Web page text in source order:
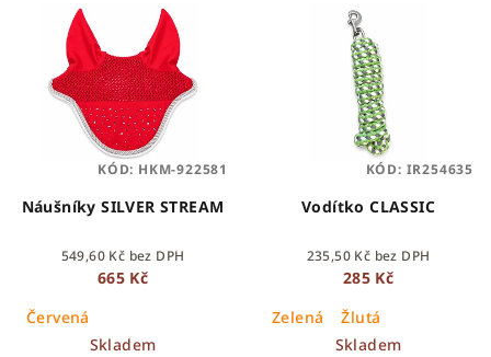
Náušníky SILVER STREAM
549,60 Kč bez DPH
665 Kč
Červená
Skladem
KÓD: HKM-922581
Vodítko CLASSIC
235,50 Kč bez DPH
285 Kč
Zelená
Žlutá
Skladem
KÓD: IR254635